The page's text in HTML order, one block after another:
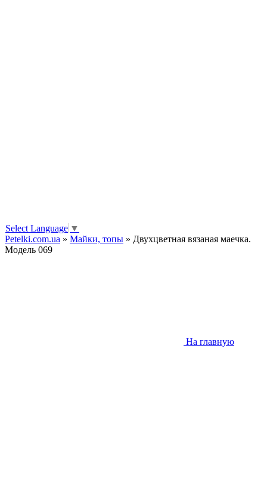
Select Language ▼
Petelki.com.ua » Майки, топы » Двухцветная вязаная маечка.
Модель 069
На главную